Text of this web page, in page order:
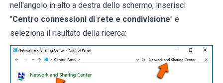
nell'angolo in alto a destra dello schermo, inserisci
"Centro connessioni di rete e condivisione" e
seleziona il risultato della ricerca: